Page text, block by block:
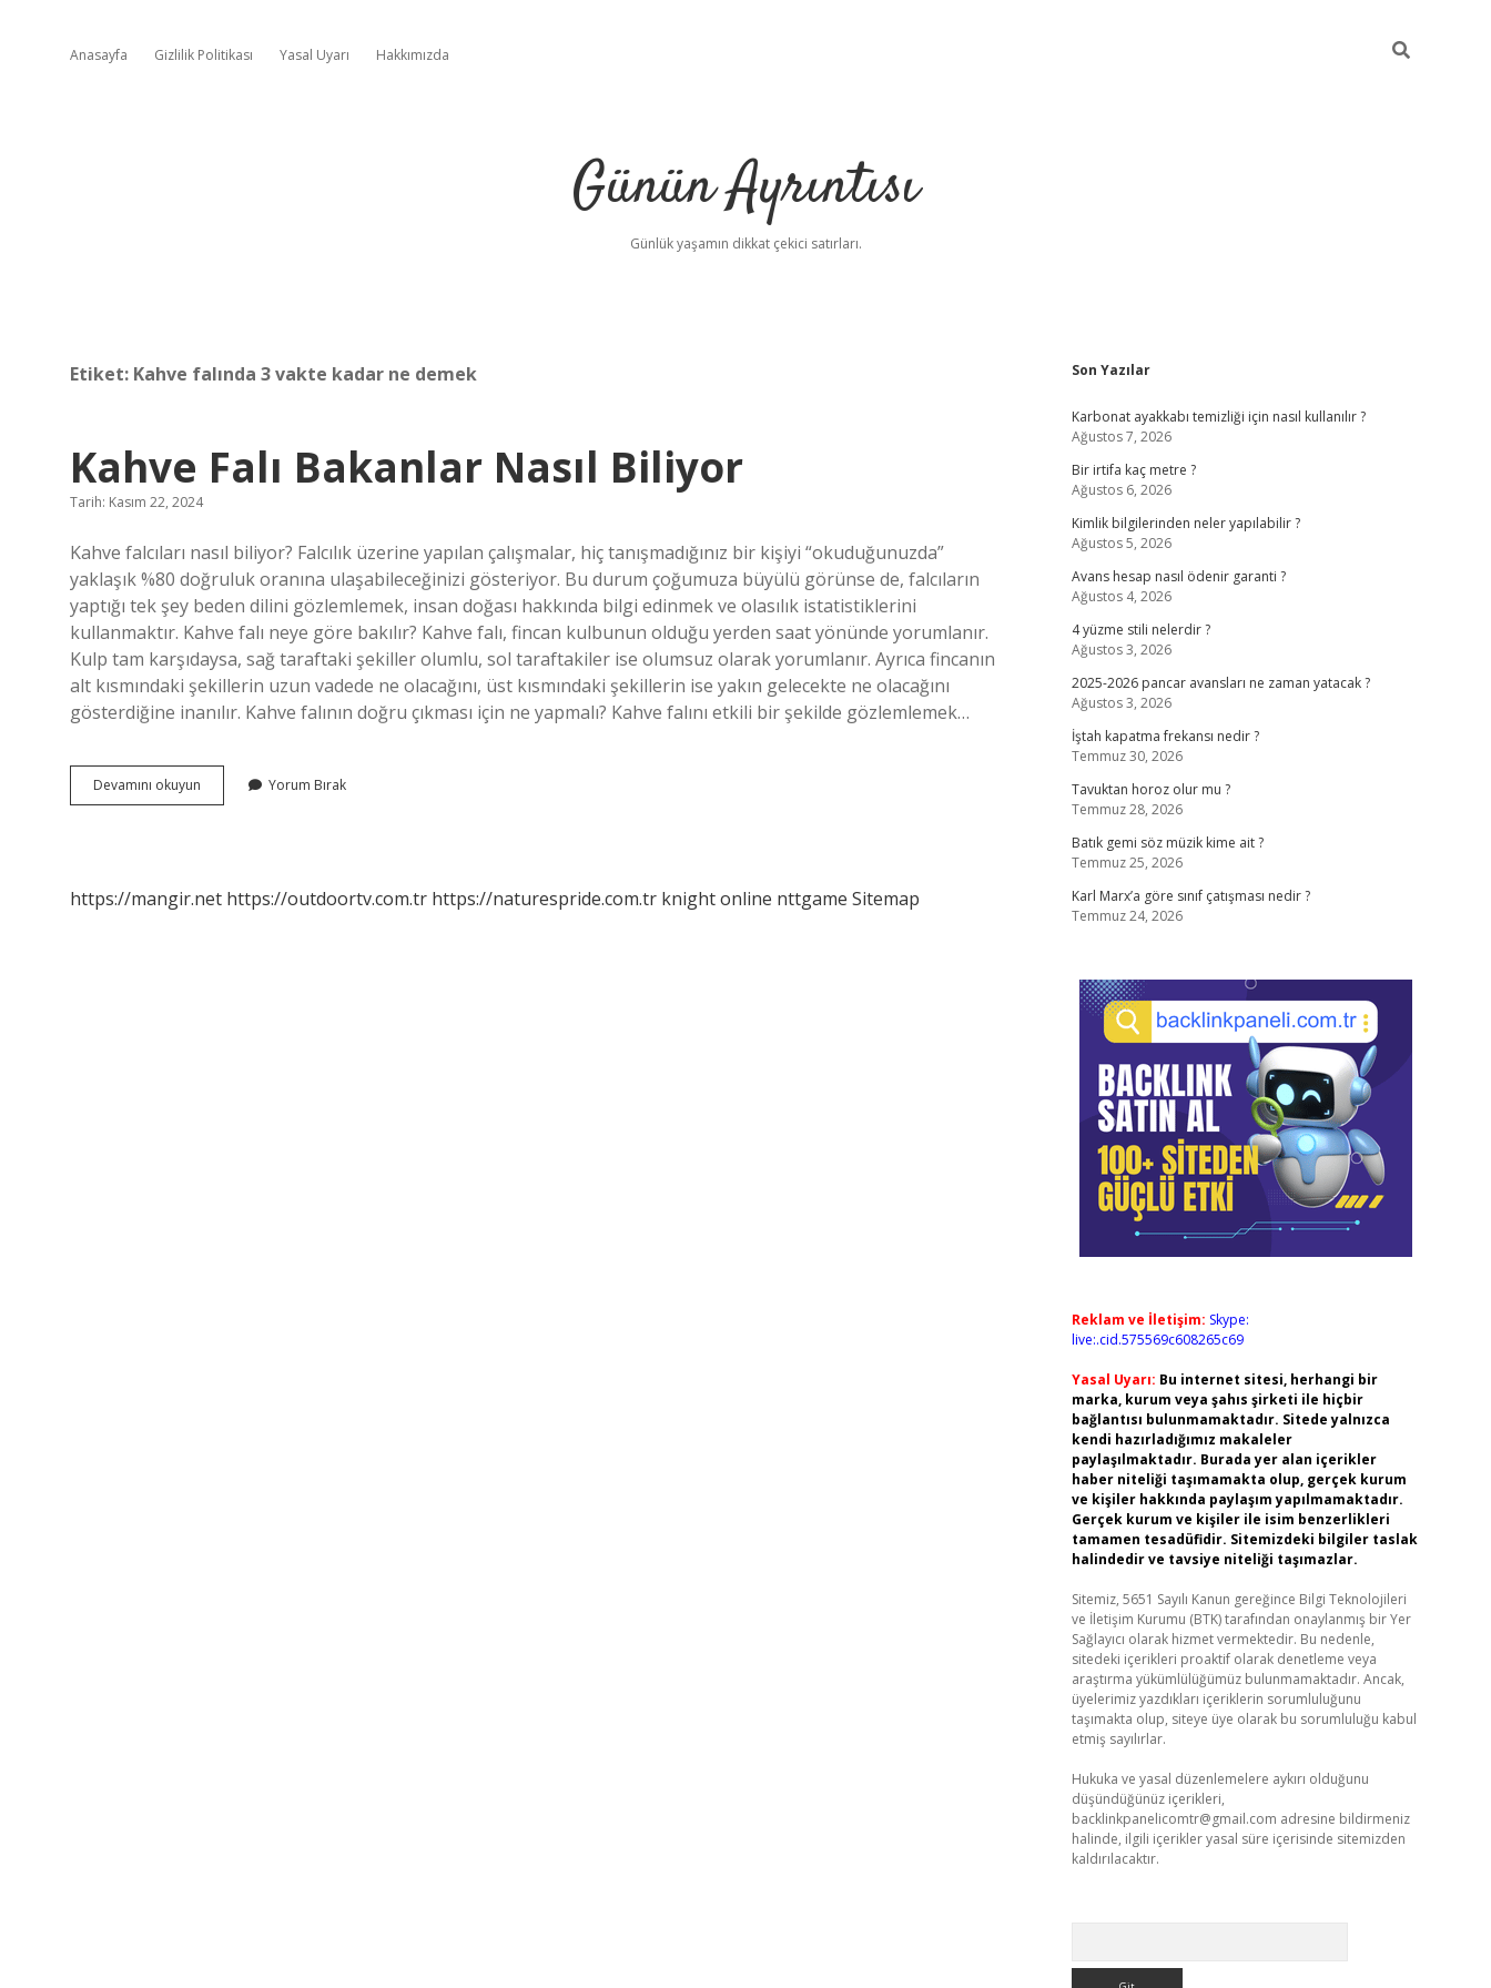
Anasayfa Gizlilik Politikası Yasal Uyarı Hakkımızda
Günün Ayrıntısı
Günlük yaşamın dikkat çekici satırları.
Etiket: Kahve falında 3 vakte kadar ne demek
Kahve Falı Bakanlar Nasıl Biliyor
Tarih: Kasım 22, 2024
Kahve falcıları nasıl biliyor? Falcılık üzerine yapılan çalışmalar, hiç tanışmadığınız bir kişiyi “okuduğunuzda”
yaklaşık %80 doğruluk oranına ulaşabileceğinizi gösteriyor. Bu durum çoğumuza büyülü görünse de, falcıların
yaptığı tek şey beden dilini gözlemlemek, insan doğası hakkında bilgi edinmek ve olasılık istatistiklerini
kullanmaktır. Kahve falı neye göre bakılır? Kahve falı, fincan kulbunun olduğu yerden saat yönünde yorumlanır.
Kulp tam karşıdaysa, sağ taraftaki şekiller olumlu, sol taraftakiler ise olumsuz olarak yorumlanır. Ayrıca fincanın
alt kısmındaki şekillerin uzun vadede ne olacağını, üst kısmındaki şekillerin ise yakın gelecekte ne olacağını
gösterdiğine inanılır. Kahve falının doğru çıkması için ne yapmalı? Kahve falını etkili bir şekilde gözlemlemek…
Devamını okuyun
Falı
Yorum Bırak
https://mangir.net https://outdoortv.com.tr https://naturespride.com.tr knight online nttgame Sitemap
Sidebar
Son Yazılar
Karbonat ayakkabı temizliği için nasıl kullanılır ?
Ağustos 7, 2026
Bir irtifa kaç metre ?
Ağustos 6, 2026
Kimlik bilgilerinden neler yapılabilir ?
Ağustos 5, 2026
Avans hesap nasıl ödenir garanti ?
Ağustos 4, 2026
4 yüzme stili nelerdir ?
Ağustos 3, 2026
2025-2026 pancar avansları ne zaman yatacak ?
Ağustos 3, 2026
İştah kapatma frekansı nedir ?
Temmuz 30, 2026
Tavuktan horoz olur mu ?
Temmuz 28, 2026
Batık gemi söz müzik kime ait ?
Temmuz 25, 2026
Karl Marx’a göre sınıf çatışması nedir ?
Temmuz 24, 2026
Reklam ve İletişim: Skype:
live:.cid.575569c608265c69
Yasal Uyarı: Bu internet sitesi, herhangi bir
marka, kurum veya şahıs şirketi ile hiçbir
bağlantısı bulunmamaktadır. Sitede yalnızca
kendi hazırladığımız makaleler
paylaşılmaktadır. Burada yer alan içerikler
haber niteliği taşımamakta olup, gerçek kurum
ve kişiler hakkında paylaşım yapılmamaktadır.
Gerçek kurum ve kişiler ile isim benzerlikleri
tamamen tesadüfidir. Sitemizdeki bilgiler taslak
halindedir ve tavsiye niteliği taşımazlar.
Sitemiz, 5651 Sayılı Kanun gereğince Bilgi Teknolojileri
ve İletişim Kurumu (BTK) tarafından onaylanmış bir Yer
Sağlayıcı olarak hizmet vermektedir. Bu nedenle,
sitedeki içerikleri proaktif olarak denetleme veya
araştırma yükümlülüğümüz bulunmamaktadır. Ancak,
üyelerimiz yazdıkları içeriklerin sorumluluğunu
taşımakta olup, siteye üye olarak bu sorumluluğu kabul
etmiş sayılırlar.
Hukuka ve yasal düzenlemelere aykırı olduğunu
düşündüğünüz içerikleri,
backlinkpanelicomtr@gmail.com adresine bildirmeniz
halinde, ilgili içerikler yasal süre içerisinde sitemizden
kaldırılacaktır.